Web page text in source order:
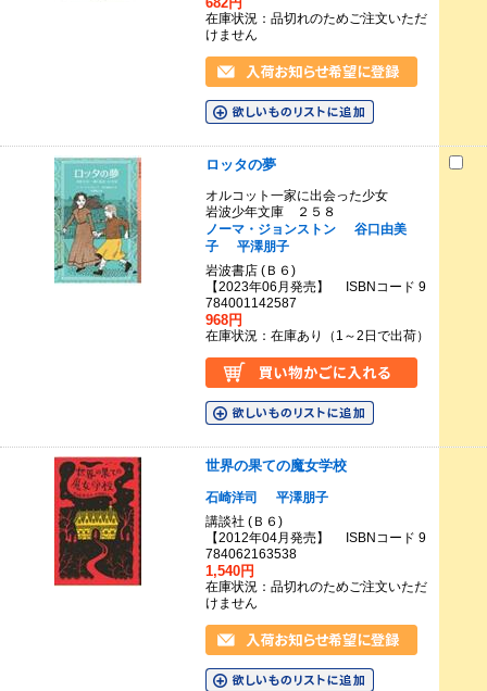
在庫状況：品切れのためご注文いただ
けません
ロッタの夢
オルコット一家に出会った少女
岩波少年文庫 ２５８
ノーマ・ジョンストン
谷口由美
子
平澤朋子
岩波書店 (Ｂ６)
【2023年06月発売】 ISBNコード 9
784001142587
968円
在庫状況：在庫あり（1～2日で出荷）
世界の果ての魔女学校
石崎洋司
平澤朋子
講談社 (Ｂ６)
【2012年04月発売】 ISBNコード 9
784062163538
1,540円
在庫状況：品切れのためご注文いただ
けません